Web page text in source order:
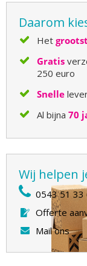
Daarom
Het
Gratis
250 euro
Snelle
Al bijna 70
Wij helpen
0543 51 33
Offerte
Mail ons